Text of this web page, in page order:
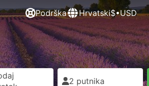
Podrška Hrvatski$•USD
2 putnika